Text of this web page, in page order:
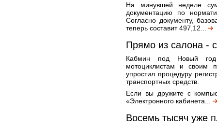
На минувшей неделе
документацию по
Согласно документу,
теперь составит 497,12...
Прямо из салона -
Кабмин под Новый год
мотоциклистам и своим
упростил процедуру
транспортных средств.
Если вы дружите с
«Электронного кабинета...
Восемь тысяч уже